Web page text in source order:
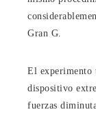
Gran G.
El experimento
dispositivo
fuerzas